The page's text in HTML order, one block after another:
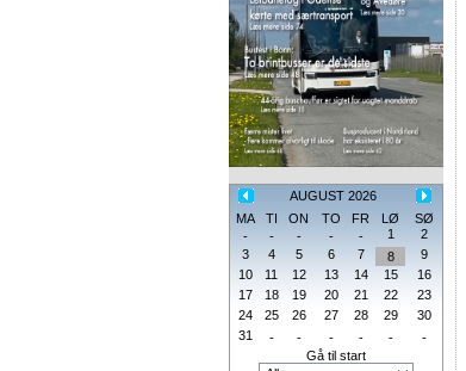
AUGUST 2026
MA
TI ON TO FR LØ
SØ
-
- - - - 1
2
3
4 5 6 7 8
9
10
11 12 13 14 15
16
17
18 19 20 21 22
23
24
25 26 27 28 29
30
31
- - - - -
-
Gå til start